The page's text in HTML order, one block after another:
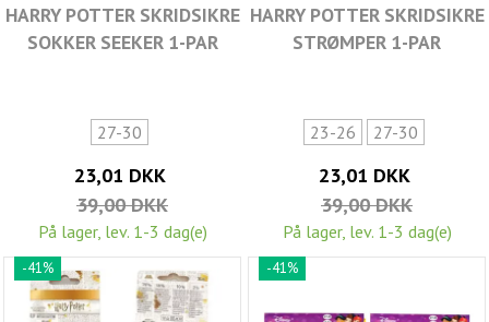
HARRY POTTER SKRIDSIKRE
SOKKER SEEKER 1-PAR
27-30
23,01 DKK
39,00 DKK
På lager, lev. 1-3 dag(e)
HARRY POTTER SKRIDSIKRE
STRØMPER 1-PAR
23-26 27-30
23,01 DKK
39,00 DKK
På lager, lev. 1-3 dag(e)
-41% -41%